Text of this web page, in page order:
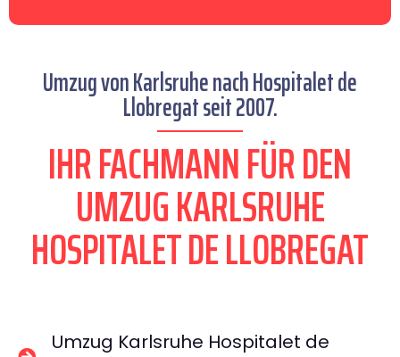
Umzug von Karlsruhe nach Hospitalet de
Llobregat seit 2007.
IHR FACHMANN FÜR DEN
UMZUG KARLSRUHE
HOSPITALET DE LLOBREGAT
Umzug Karlsruhe Hospitalet de